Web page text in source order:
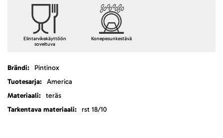
Elintarvikekäyttöön
soveltuva
Konepesunkestävä
LisätietojaPintinox
America
teräs
rst 18/10